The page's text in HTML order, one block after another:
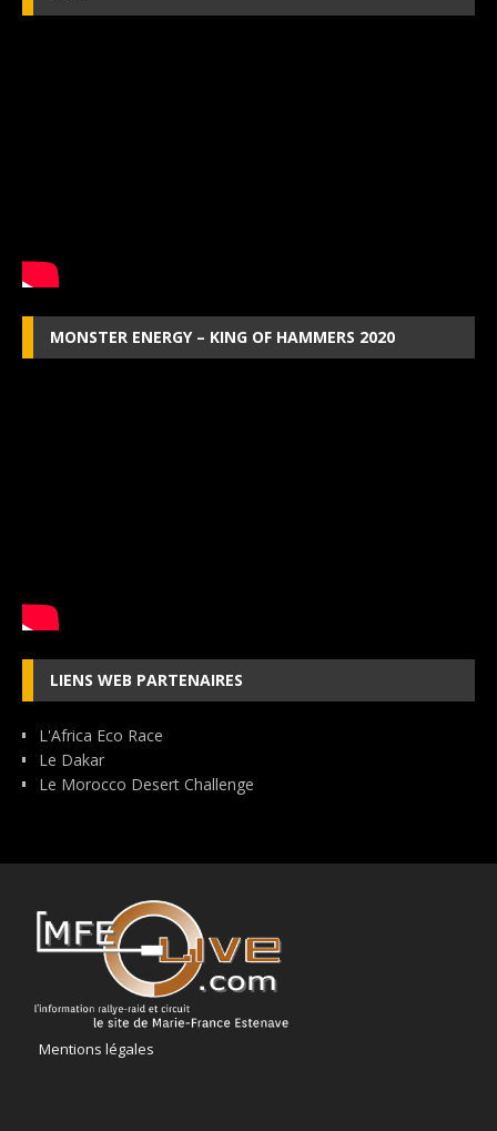
MONSTER ENERGY – KING OF HAMMERS 2020
LIENS WEB PARTENAIRES
L'Africa Eco Race
Le Dakar
Le Morocco Desert Challenge
Mentions légales